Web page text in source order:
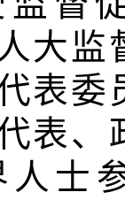
大监
表委
表、
士